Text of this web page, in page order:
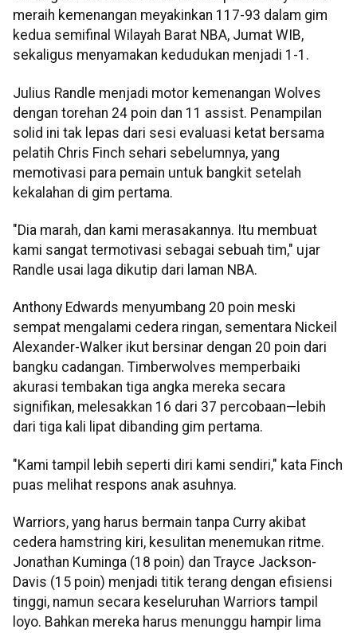
meraih kemenangan meyakinkan 117-93 dalam gim
kedua semifinal Wilayah Barat NBA, Jumat WIB,
sekaligus menyamakan kedudukan menjadi 1-1.
Julius Randle menjadi motor kemenangan Wolves
dengan torehan 24 poin dan 11 assist. Penampilan
solid ini tak lepas dari sesi evaluasi ketat bersama
pelatih Chris Finch sehari sebelumnya, yang
memotivasi para pemain untuk bangkit setelah
kekalahan di gim pertama.
"Dia marah, dan kami merasakannya. Itu membuat
kami sangat termotivasi sebagai sebuah tim," ujar
Randle usai laga dikutip dari laman NBA.
Anthony Edwards menyumbang 20 poin meski
sempat mengalami cedera ringan, sementara Nickeil
Alexander-Walker ikut bersinar dengan 20 poin dari
bangku cadangan. Timberwolves memperbaiki
akurasi tembakan tiga angka mereka secara
signifikan, melesakkan 16 dari 37 percobaan—lebih
dari tiga kali lipat dibanding gim pertama.
"Kami tampil lebih seperti diri kami sendiri," kata Finch
puas melihat respons anak asuhnya.
Warriors, yang harus bermain tanpa Curry akibat
cedera hamstring kiri, kesulitan menemukan ritme.
Jonathan Kuminga (18 poin) dan Trayce Jackson-
Davis (15 poin) menjadi titik terang dengan efisiensi
tinggi, namun secara keseluruhan Warriors tampil
loyo. Bahkan mereka harus menunggu hampir lima